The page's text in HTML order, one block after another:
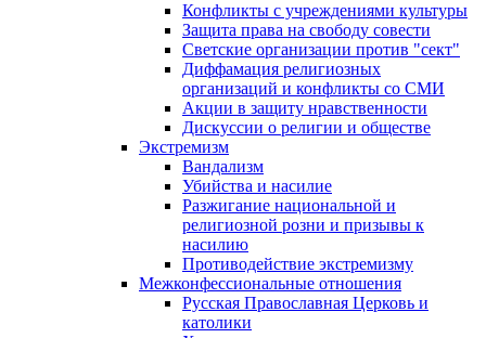
Конфликты с учреждениями культуры
Защита права на свободу совести
Светские организации против "сект"
Диффамация религиозных
организаций и конфликты со СМИ
Акции в защиту нравственности
Дискуссии о религии и обществе
Экстремизм
Вандализм
Убийства и насилие
Разжигание национальной и
религиозной розни и призывы к
насилию
Противодействие экстремизму
Межконфессиональные отношения
Русская Православная Церковь и
католики